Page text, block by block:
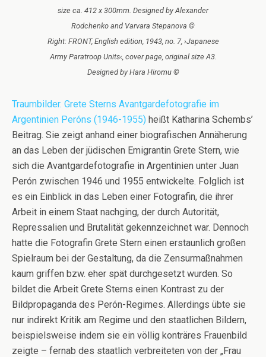
size ca. 412 x 300mm. Designed by Alexander
Rodchenko and Varvara Stepanova ©
Right: FRONT, English edition, 1943, no. 7, ›Japanese
Army Paratroop Units‹, cover page, original size A3.
Designed by Hara Hiromu ©
Traumbilder. Grete Sterns Avantgardefotografie im
Argentinien Peróns (1946-1955) heißt Katharina Schembs’
Beitrag. Sie zeigt anhand einer biografischen Annäherung
an das Leben der jüdischen Emigrantin Grete Stern, wie
sich die Avantgardefotografie in Argentinien unter Juan
Perón zwischen 1946 und 1955 entwickelte. Folglich ist
es ein Einblick in das Leben einer Fotografin, die ihrer
Arbeit in einem Staat nachging, der durch Autorität,
Repressalien und Brutalität gekennzeichnet war. Dennoch
hatte die Fotografin Grete Stern einen erstaunlich großen
Spielraum bei der Gestaltung, da die Zensurmaßnahmen
kaum griffen bzw. eher spät durchgesetzt wurden. So
bildet die Arbeit Grete Sterns einen Kontrast zu der
Bildpropaganda des Perón-Regimes. Allerdings übte sie
nur indirekt Kritik am Regime und den staatlichen Bildern,
beispielsweise indem sie ein völlig konträres Frauenbild
zeigte – fernab des staatlich verbreiteten von der „Frau